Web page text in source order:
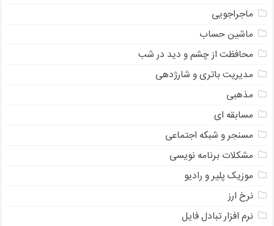
ماجراجویی
ماشین حساب
محافظت از چشم و دید در شب
مدیریت باتری و شارژدهی
مذهبی
مسابقه ای
مسنجر و شبکه اجتماعی
مشکلات برنامه نویسی
موزیک پلیر و رادیو
نرخ ارز
ﻧﺮﻡ ﺍﻓﺰﺍﺭ ﺗﺒﺎﺩﻝ ﻓﺎﻳﻞ